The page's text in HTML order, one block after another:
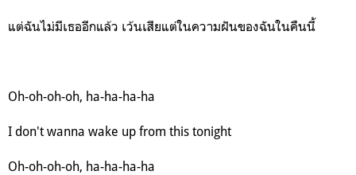
แต่ฉันไม่มีเธออีกแล้ว เว้นเสียแต่ในความฝันของฉันในคืนนี้
Oh-oh-oh-oh, ha-ha-ha-ha
I don't wanna wake up from this tonight
Oh-oh-oh-oh, ha-ha-ha-ha